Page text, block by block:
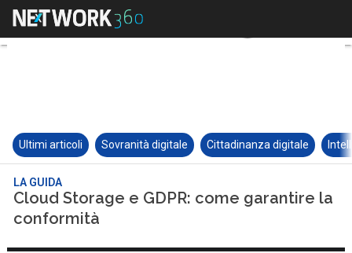
Ultimi articoli Sovranità digitale Cittadinanza digitale
LA GUIDA
Cloud Storage e GDPR: come garantire la
conformità